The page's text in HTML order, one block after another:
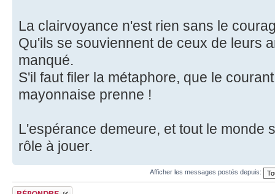
La clairvoyance n'est rien sans le
Qu'ils se souviennent de ceux de leurs
manqué.
S'il faut filer la métaphore, que le
mayonnaise prenne !
L'espérance demeure, et tout le monde
rôle à jouer.
Afficher les messages postés depuis:
Répondre